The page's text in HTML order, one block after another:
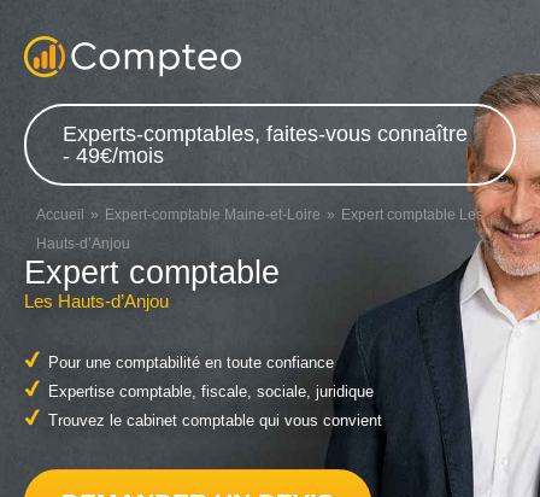
Experts-comptables, faites-vous connaître
- 49€/mois
Accueil Expert-comptable Maine-et-Loire
Expert comptable Les
Hauts-d’Anjou
Expert comptable
Les Hauts-d’Anjou
Pour une comptabilité en toute confiance
Expertise comptable, fiscale, sociale, juridique
Trouvez le cabinet comptable qui vous convient